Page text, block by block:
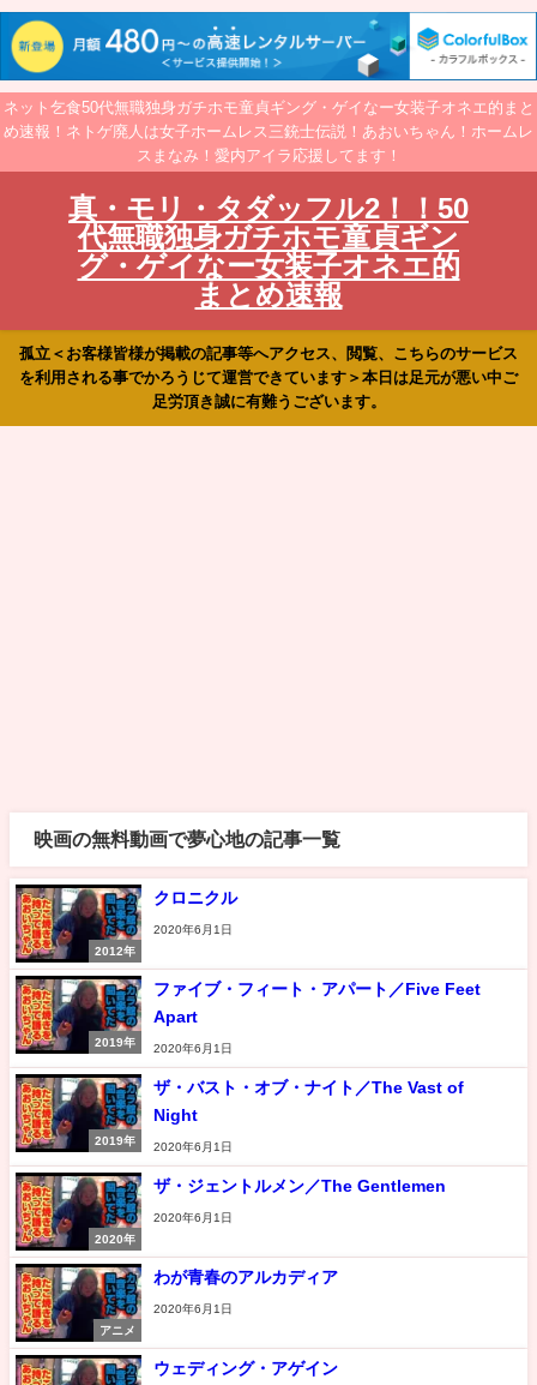
ネット乞食50代無職独身ガチホモ童貞ギング・ゲイなー女装子オネエ的まと
め速報！ネトゲ廃人は女子ホームレス三銃士伝説！あおいちゃん！ホームレ
スまなみ！愛内アイラ応援してます！
真・モリ・タダッフル2！！50
代無職独身ガチホモ童貞ギン
グ・ゲイなー女装子オネエ的
まとめ速報
孤立＜お客様皆様が掲載の記事等へアクセス、閲覧、こちらのサービス
を利用される事でかろうじて運営できています＞本日は足元が悪い中ご
足労頂き誠に有難うございます。
映画の無料動画で夢心地の記事一覧
2012年
クロニクル
2020年6月1日
2019年
ファイブ・フィート・アパート／Five Feet
Apart
2020年6月1日
2019年
ザ・バスト・オブ・ナイト／The Vast of
Night
2020年6月1日
2020年
ザ・ジェントルメン／The Gentlemen
2020年6月1日
アニメ
わが青春のアルカディア
2020年6月1日
ウェディング・アゲイン